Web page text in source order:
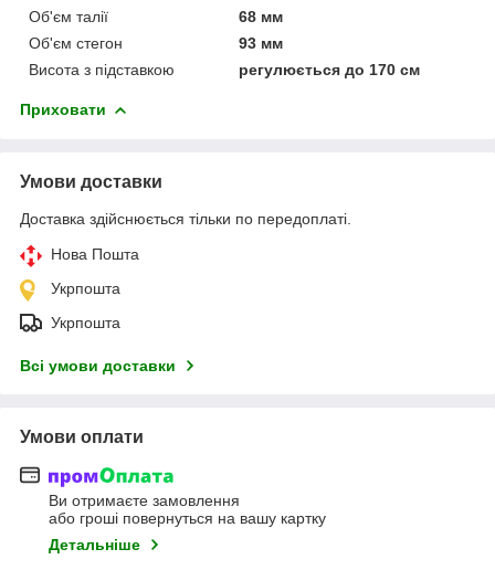
Об'єм талії
68 мм
Об'єм стегон
93 мм
Висота з підставкою
регулюється до 170 см
Приховати
Умови доставки
Доставка здійснюється тільки по передоплаті.
Нова Пошта
Укрпошта
Укрпошта
Всі умови доставки
Умови оплати
Ви отримаєте замовлення
або гроші повернуться на вашу картку
Детальніше